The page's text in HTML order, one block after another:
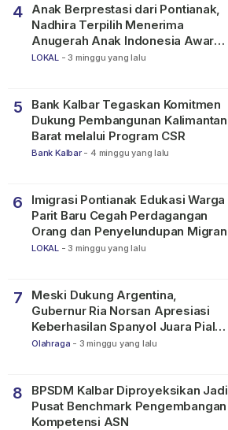
4
Anak Berprestasi dari Pontianak,
Nadhira Terpilih Menerima
Anugerah Anak Indonesia Awards
2026
LOKAL - 3 minggu yang lalu
5
Bank Kalbar Tegaskan Komitmen
Dukung Pembangunan Kalimantan
Barat melalui Program CSR
Bank Kalbar - 4 minggu yang lalu
6
Imigrasi Pontianak Edukasi Warga
Parit Baru Cegah Perdagangan
Orang dan Penyelundupan Migran
LOKAL - 3 minggu yang lalu
7
Meski Dukung Argentina,
Gubernur Ria Norsan Apresiasi
Keberhasilan Spanyol Juara Piala
Dunia FIFA 2026
Olahraga - 3 minggu yang lalu
8
BPSDM Kalbar Diproyeksikan Jadi
Pusat Benchmark Pengembangan
Kompetensi ASN